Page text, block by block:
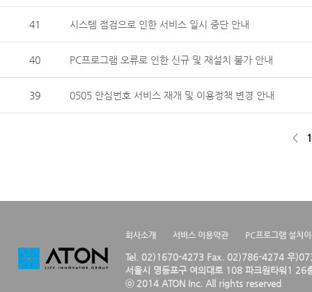
41 시스템 점검으로 인한 서비스 일시 중단 안내
40 PC프로그램 오류로 인한 신규 및 재설치 불가 안내
39 0505 안심번호 서비스 재개 및 이용정책 변경 안내
< 1
회사소개 서비스 이용약관 PC프로그램 설치
Tel. 02)1670-4273 Fax. 02)786-4274 우
서울시 영등포구 여의대로 108 파크원타워1 26
ⓒ 2014 ATON Inc. All rights reserved